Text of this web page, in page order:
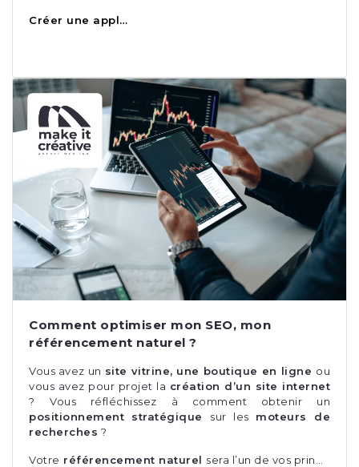
Créer une appl…
Comment optimiser mon SEO, mon
référencement naturel ?
Vous avez un site vitrine, une boutique en ligne ou
vous avez pour projet la création d’un site internet
?
Vous réfléchissez à comment obtenir un
positionnement stratégique sur les moteurs de
recherches ?
Votre référencement naturel sera l’un de vos prin…